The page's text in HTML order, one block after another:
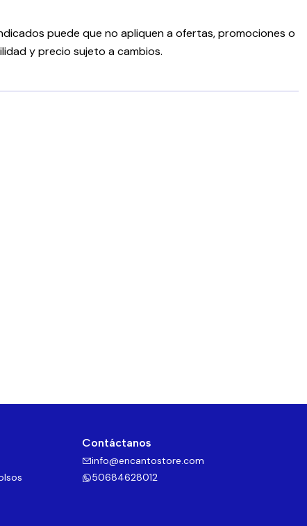
puede que no apliquen a ofertas, promociones o
y precio sujeto a cambios.
Contáctanos
info@encantostore.com
50684628012